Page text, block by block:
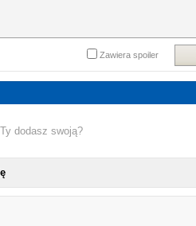
Zawiera spoiler
dodasz swoją?